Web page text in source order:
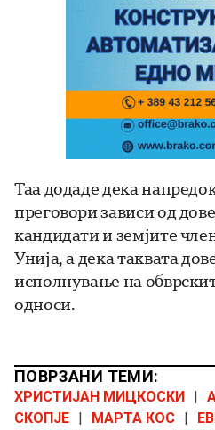
Таа додаде дека
преговори зависи од
кандидати и земјите
Унија, а дека таквата
исполнување на
односи.
ПОВРЗАНИ ТЕМИ:
ХРИСТИЈАН МИЦКОСКИ
СКОПЈЕ
МАРТА КОС